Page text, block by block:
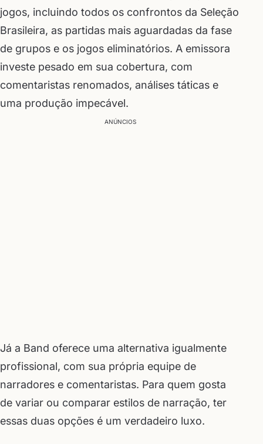
jogos, incluindo todos os confrontos da Seleção
Brasileira, as partidas mais aguardadas da fase
de grupos e os jogos eliminatórios. A emissora
investe pesado em sua cobertura, com
comentaristas renomados, análises táticas e
uma produção impecável.
ANÚNCIOS
Já a Band oferece uma alternativa igualmente
profissional, com sua própria equipe de
narradores e comentaristas. Para quem gosta
de variar ou comparar estilos de narração, ter
essas duas opções é um verdadeiro luxo.